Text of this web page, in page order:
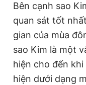
Bên cạnh sao
quan sát tốt
gian của mùa
sao Kim là một
hiện cho đến
hiện dưới dạng